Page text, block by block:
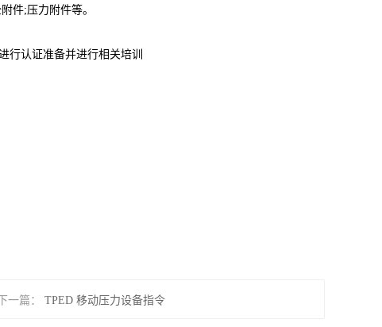
件;压力附件等。
行认证准备并进行相关培训
下一篇： TPED 移动压力设备指令